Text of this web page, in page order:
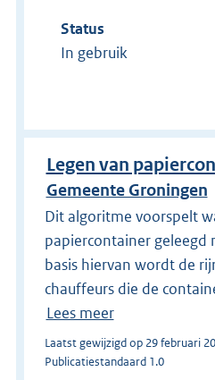
Status
In gebruik
Legen van
Gemeente Groningen
Dit algoritme voorspelt
papiercontainer geleegd
basis hiervan wordt de
chauffeurs die de
Lees meer
Laatst gewijzigd op 29 februari
Publicatiestandaard 1.0